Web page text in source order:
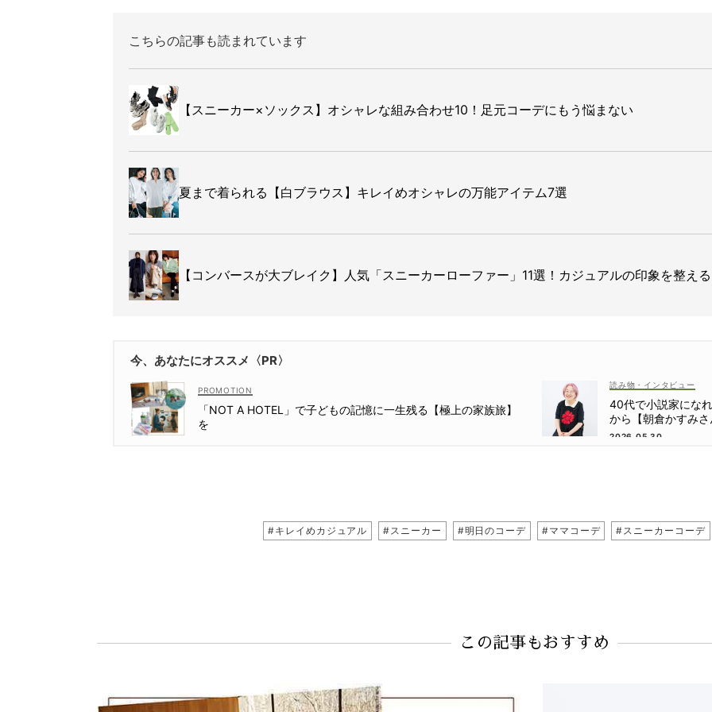
こちらの記事も読まれています
【スニーカー×ソックス】オシャレな組み合わせ10！足元コーデにもう悩まない
夏まで着られる【白ブラウス】キレイめオシャレの万能アイテム7選
【コンバースが大ブレイク】人気「スニーカーローファー」11選！カジュアルの印象を整え
今、あなたにオススメ〈PR〉
「NOT A HOTEL」で子どもの記憶に一生残る【極上の家族旅】
を
読み物・インタビュー
40代で小説家にな
から【朝倉かすみ
2026.05.30
#キレイめカジュアル #スニーカー #明日のコーデ #ママコーデ #スニーカーコーデ
この記事もおすすめ